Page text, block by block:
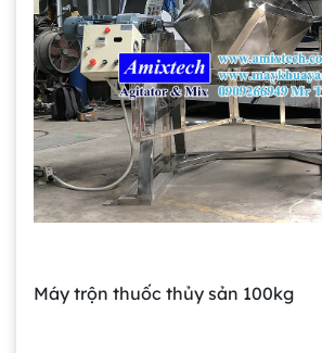
Máy trộn thuốc thủy sản 100kg